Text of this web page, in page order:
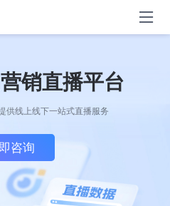
销直播平台
供线上线下一站式直播服务
咨询